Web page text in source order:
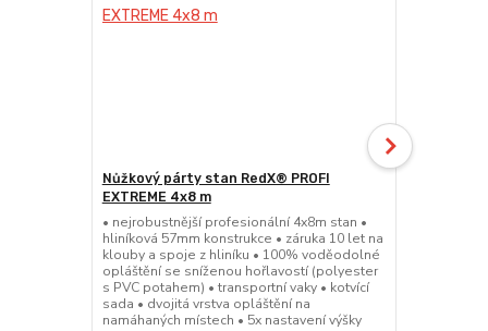
Nůžkový párty stan RedX® PROFI
EXTREME 4x8 m
• nejrobustnější profesionální 4x8m stan •
hliníková 57mm konstrukce • záruka 10 let na
klouby a spoje z hliníku • 100% voděodolné
opláštění se sníženou hořlavostí (polyester
s PVC potahem) • transportní vaky • kotvící
sada • dvojitá vrstva opláštění na
namáhaných místech • 5x nastavení výšky